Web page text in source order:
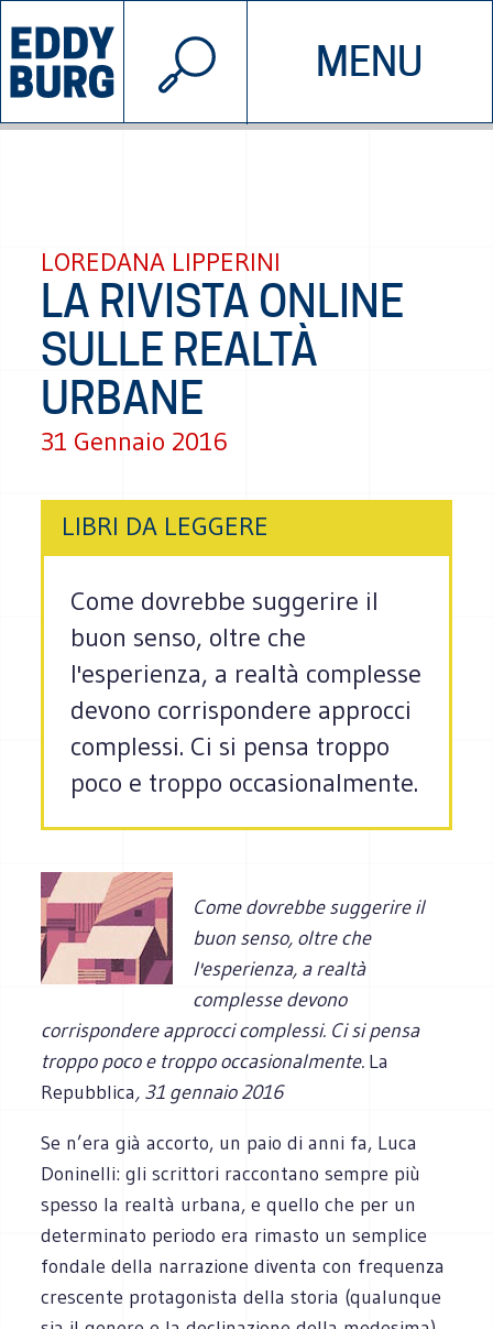
MENU
INIZIATIVE CHI SIAMO
© 2026 EDDYBURG
LOREDANA LIPPERINI
LA RIVISTA ONLINE
SULLE REALTÀ
URBANE
31 Gennaio 2016
LIBRI DA LEGGERE
Come dovrebbe suggerire il
buon senso, oltre che
l'esperienza, a realtà complesse
devono corrispondere approcci
complessi. Ci si pensa troppo
poco e troppo occasionalmente.
Come dovrebbe suggerire il
buon senso, oltre che
l'esperienza, a realtà
complesse devono
corrispondere approcci complessi. Ci si pensa
troppo poco e troppo occasionalmente. La
Repubblica, 31 gennaio 2016
Se n’era già accorto, un paio di anni fa, Luca
Doninelli: gli scrittori raccontano sempre più
spesso la realtà urbana, e quello che per un
determinato periodo era rimasto un semplice
fondale della narrazione diventa con frequenza
crescente protagonista della storia (qualunque